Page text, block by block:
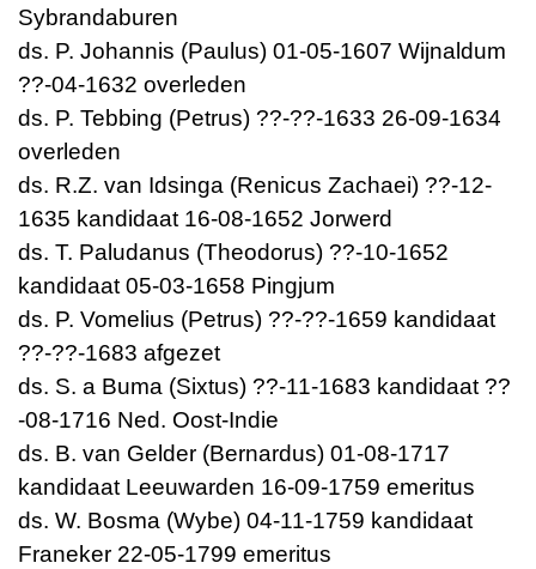
Sybrandaburen
ds. P. Johannis (Paulus) 01-05-1607 Wijnaldum
??-04-1632 overleden
ds. P. Tebbing (Petrus) ??-??-1633 26-09-1634
overleden
ds. R.Z. van Idsinga (Renicus Zachaei) ??-12-
1635 kandidaat 16-08-1652 Jorwerd
ds. T. Paludanus (Theodorus) ??-10-1652
kandidaat 05-03-1658 Pingjum
ds. P. Vomelius (Petrus) ??-??-1659 kandidaat
??-??-1683 afgezet
ds. S. a Buma (Sixtus) ??-11-1683 kandidaat ??
-08-1716 Ned. Oost-Indie
ds. B. van Gelder (Bernardus) 01-08-1717
kandidaat Leeuwarden 16-09-1759 emeritus
ds. W. Bosma (Wybe) 04-11-1759 kandidaat
Franeker 22-05-1799 emeritus